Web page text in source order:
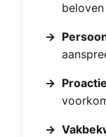
→
→
→